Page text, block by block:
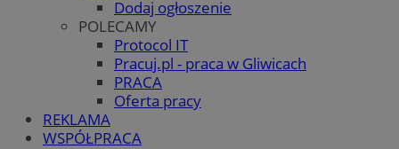
Dodaj ogłoszenie
POLECAMY
Protocol IT
Pracuj.pl - praca w Gliwicach
PRACA
Oferta pracy
REKLAMA
WSPÓŁPRACA